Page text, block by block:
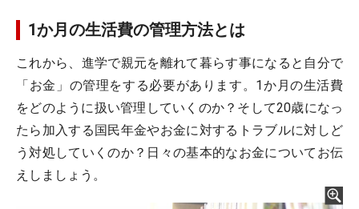
1か月の生活費の管理方法とは
これから、進学で親元を離れて暮らす事になると自分で
「お金」の管理をする必要があります。1か月の生活費
をどのように扱い管理していくのか？そして20歳になっ
たら加入する国民年金やお金に対するトラブルに対しど
う対処していくのか？日々の基本的なお金についてお伝
えしましょう。